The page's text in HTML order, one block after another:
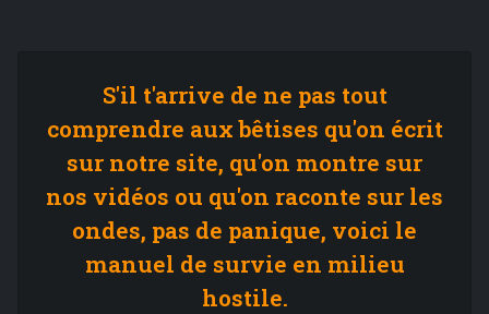
S'il t'arrive de ne pas tout
comprendre aux bêtises qu'on écrit
sur notre site, qu'on montre sur
nos vidéos ou qu'on raconte sur les
ondes, pas de panique, voici le
manuel de survie en milieu
hostile.